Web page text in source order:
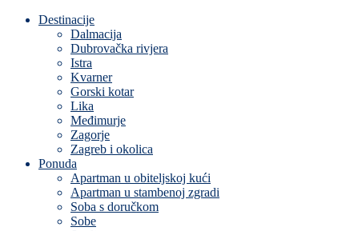
Destinacije
Dalmacija
Dubrovačka rivjera
Istra
Kvarner
Gorski kotar
Lika
Međimurje
Zagorje
Zagreb i okolica
Ponuda
Apartman u obiteljskoj kući
Apartman u stambenoj zgradi
Soba s doručkom
Sobe